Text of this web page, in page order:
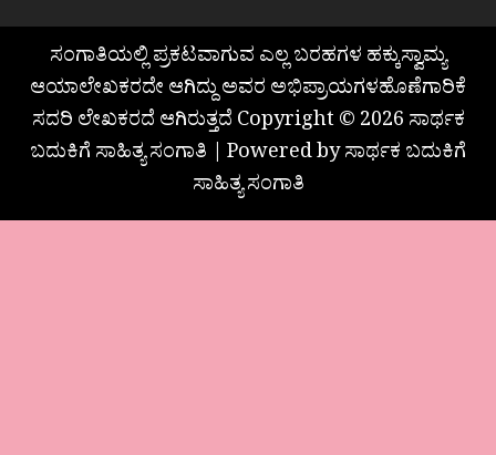
ಸಂಗಾತಿಯಲ್ಲಿ ಪ್ರಕಟವಾಗುವ ಎಲ್ಲ ಬರಹಗಳ ಹಕ್ಕುಸ್ವಾಮ್ಯ
ಆಯಾಲೇಖಕರದೇ ಆಗಿದ್ದು ಅವರ ಅಭಿಪ್ರಾಯಗಳಹೊಣೆಗಾರಿಕೆ
ಸದರಿ ಲೇಖಕರದೆ ಆಗಿರುತ್ತದೆ Copyright © 2026 ಸಾರ್ಥಕ
ಬದುಕಿಗೆ ಸಾಹಿತ್ಯ ಸಂಗಾತಿ | Powered by ಸಾರ್ಥಕ ಬದುಕಿಗೆ
ಸಾಹಿತ್ಯ ಸಂಗಾತಿ